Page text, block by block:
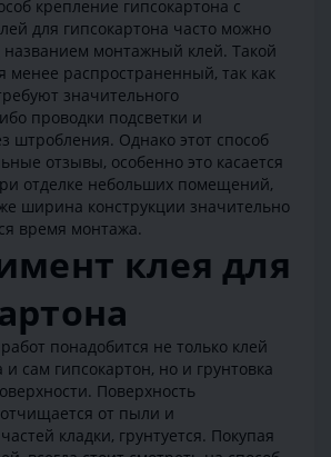
крепление гипсокартона с
для гипсокартона часто можно
названием монтажный клей. Такой
менее распространенный, так как
значительного
проводки подсветки и
штробления. Однако этот способ
отзывы, особенно это касается
отделке небольших помещений,
ширина конструкции значительно
время монтажа.
клея для
понадобится не только клей
и сам гипсокартон, но и грунтовка
Поверхность
от пыли и
кладки, грунтуется. Покупая